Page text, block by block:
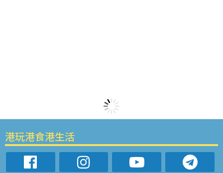
港玩港食港生活